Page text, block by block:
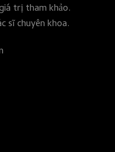
trị tham khảo.
sĩ chuyên khoa.